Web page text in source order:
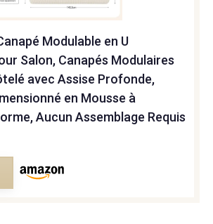
Modulable en U
Salon, Canapés Modulaires
avec Assise Profonde,
en Mousse à
Aucun Assemblage Requis